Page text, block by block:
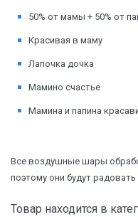
50% от мамы + 50% от
Красивая в маму
Лапочка дочка
Мамино счастье
Мамина и папина
Все воздушные шары
поэтому они будут
Товар находится в